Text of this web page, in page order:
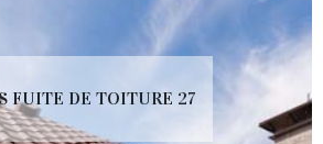
FUITE DE TOITURE 27